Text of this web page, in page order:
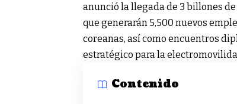
anunció la llegada de 3 billones
que generarán 5,500 nuevos
coreanas, así como encuentros
estratégico para la
Contenido